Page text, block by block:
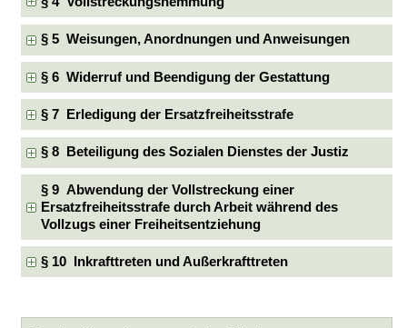
§ 5 Weisungen, Anordnungen und Anweisungen
§ 6 Widerruf und Beendigung der Gestattung
§ 7 Erledigung der Ersatzfreiheitsstrafe
§ 8 Beteiligung des Sozialen Dienstes der Justiz
§ 9 Abwendung der Vollstreckung einer
Ersatzfreiheitsstrafe durch Arbeit während des
Vollzugs einer Freiheitsentziehung
§ 10 Inkrafttreten und Außerkrafttreten